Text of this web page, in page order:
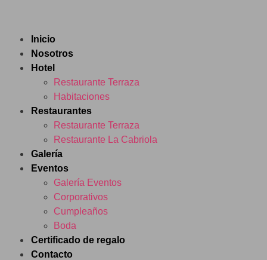
Inicio
Nosotros
Hotel
Restaurante Terraza
Habitaciones
Restaurantes
Restaurante Terraza
Restaurante La Cabriola
Galería
Eventos
Galería Eventos
Corporativos
Cumpleaños
Boda
Certificado de regalo
Contacto